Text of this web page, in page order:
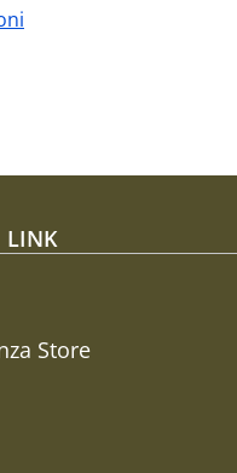
LINK
Store